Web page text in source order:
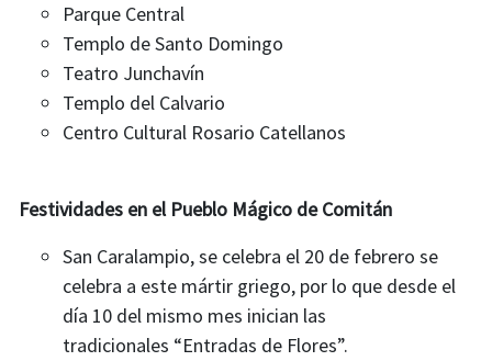
​Parque Central
Templo de Santo Domingo
Teatro Junchavín
Templo del Calvario
Centro Cultural Rosario Catellanos
Festividades en el Pueblo Mágico de Comitán
San Caralampio, se celebra el 20 de febrero se
celebra a este mártir griego, por lo que desde el
día 10 del mismo mes inician las
tradicionales “Entradas de Flores”.​